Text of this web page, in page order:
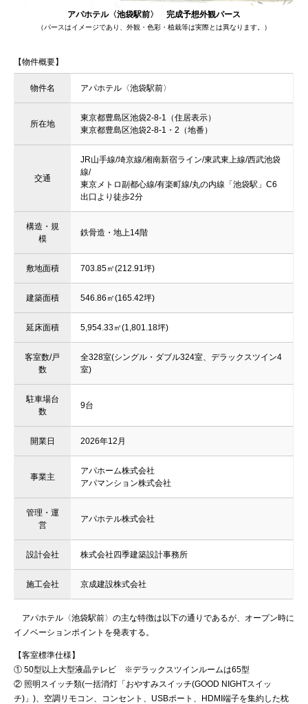
アパホテル〈池袋駅前〉 完成予想外観パース
（パースはイメージであり、外観・色彩・植栽等は実際とは異なります。）
【物件概要】
物件名 アパホテル〈池袋駅前〉
所在地
東京都豊島区池袋2-8-1（住居表示）
東京都豊島区池袋2-8-1・2（地番）
交通
JR山手線/埼京線/湘南新宿ライン/東武東上線/西武池袋
線/
東京メトロ副都心線/有楽町線/丸の内線「池袋駅」C6
出口より徒歩2分
構造・規
模
鉄骨造・地上14階
敷地面積 703.85㎡(212.91坪)
建築面積 546.86㎡(165.42坪)
延床面積 5,954.33㎡(1,801.18坪)
客室数/戸
数
全328室(シングル・ダブル324室、デラックスツイン4
室)
駐車場台
数
9台
開業日 2026年12月
事業主
アパホーム株式会社
アパマンション株式会社
管理・運
営
アパホテル株式会社
設計会社 株式会社四季建築設計事務所
施工会社 京成建設株式会社
アパホテル〈池袋駅前〉の主な特徴は以下の通りであるが、オープン時に
イノベーションポイントを発表する。
【客室標準仕様】
① 50型以上大型液晶テレビ ※デラックスツインルームは65型
② 照明スイッチ類(一括消灯「おやすみスイッチ(GOOD NIGHTスイッ
チ)」)、空調リモコン、コンセント、USBポート、HDMI端子を集約した枕